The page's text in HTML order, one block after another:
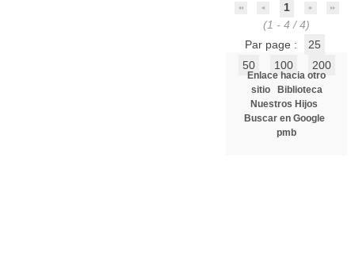
1
(1 - 4 / 4)
Par page :
25
50
100 200
Enlace hacia otro
sitio
Biblioteca
Nuestros Hijos
Buscar en Google
pmb